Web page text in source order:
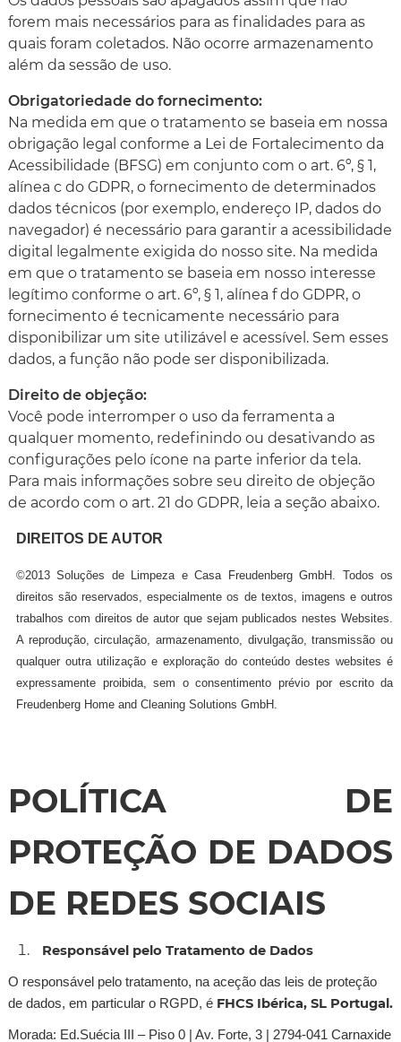
forem mais necessários para as finalidades para as
quais foram coletados. Não ocorre armazenamento
além da sessão de uso.
Obrigatoriedade do fornecimento:
Na medida em que o tratamento se baseia em nossa
obrigação legal conforme a Lei de Fortalecimento da
Acessibilidade (BFSG) em conjunto com o art. 6º, § 1,
alínea c do GDPR, o fornecimento de determinados
dados técnicos (por exemplo, endereço IP, dados do
navegador) é necessário para garantir a acessibilidade
digital legalmente exigida do nosso site. Na medida
em que o tratamento se baseia em nosso interesse
legítimo conforme o art. 6º, § 1, alínea f do GDPR, o
fornecimento é tecnicamente necessário para
disponibilizar um site utilizável e acessível. Sem esses
dados, a função não pode ser disponibilizada.
Direito de objeção:
Você pode interromper o uso da ferramenta a
qualquer momento, redefinindo ou desativando as
configurações pelo ícone na parte inferior da tela.
Para mais informações sobre seu direito de objeção
de acordo com o art. 21 do GDPR, leia a seção abaixo.
DIREITOS DE AUTOR
©2013 Soluções de Limpeza e Casa Freudenberg GmbH. Todos os
direitos são reservados, especialmente os de textos, imagens e outros
trabalhos com direitos de autor que sejam publicados nestes Websites.
A reprodução, circulação, armazenamento, divulgação, transmissão ou
qualquer outra utilização e exploração do conteúdo destes websites é
expressamente proibida, sem o consentimento prévio por escrito da
Freudenberg Home and Cleaning Solutions GmbH.
POLÍTICA DE
PROTEÇÃO DE DADOS
DE REDES SOCIAIS
Responsável pelo Tratamento de Dados
O responsável pelo tratamento, na aceção das leis de proteção
de dados, em particular o RGPD, é FHCS Ibérica, SL Portugal.
Morada: Ed.Suécia III – Piso 0 | Av. Forte, 3 | 2794-041 Carnaxide